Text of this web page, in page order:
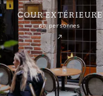
COUR EXTÉRIEURE
60 personnes